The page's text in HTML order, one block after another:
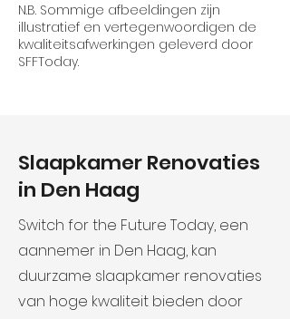
N.B. Sommige afbeeldingen zijn
illustratief en vertegenwoordigen de
kwaliteitsafwerkingen geleverd door
SFFToday.
Slaapkamer Renovaties
in Den Haag
Switch for the Future Today, een
aannemer in Den Haag, kan
duurzame slaapkamer renovaties
van hoge kwaliteit bieden door